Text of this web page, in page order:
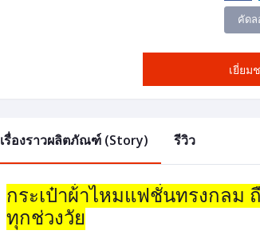
คัดล
เยี่ยม
เรื่องราวผลิตภัณฑ์ (Story) รีวิว
กระเป๋าผ้่าไหมแฟชั่นทรงกลม
ทุกช่วงวัย